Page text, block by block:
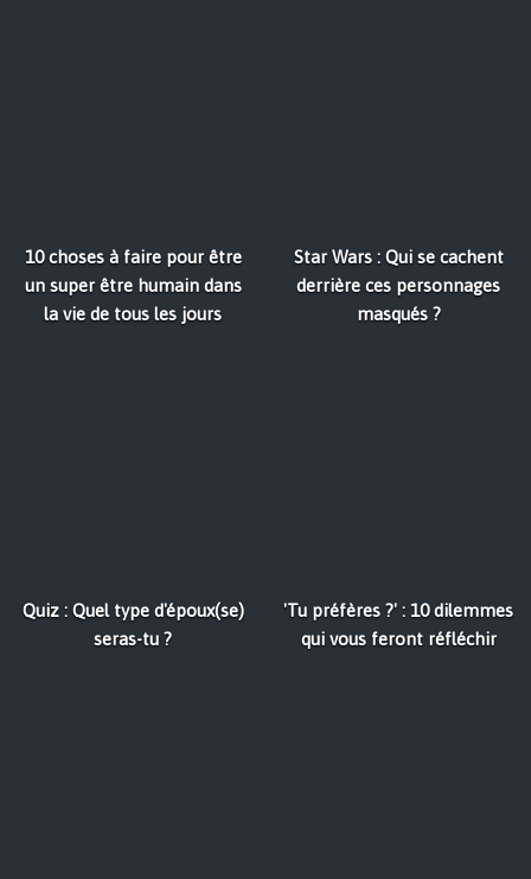
10 choses à faire pour être
un super être humain dans
la vie de tous les jours
Star Wars : Qui se cachent
derrière ces personnages
masqués ?
Quiz : Quel type d'époux(se)
seras-tu ?
'Tu préfères ?' : 10 dilemmes
qui vous feront réfléchir